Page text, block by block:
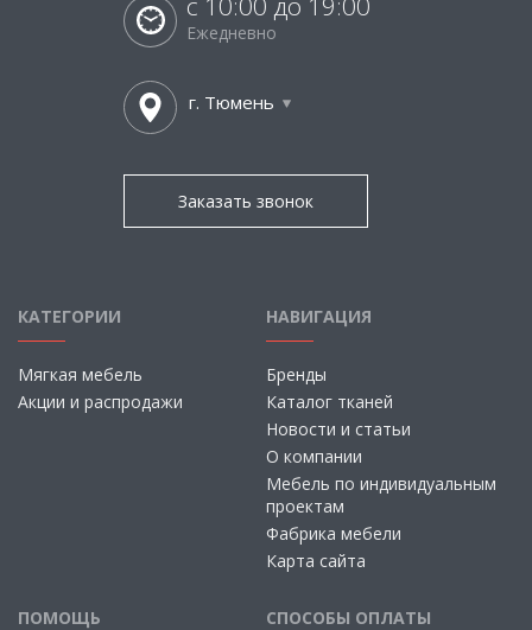
Ежедневно
г. Тюмень
Заказать звонок
КАТЕГОРИИ
Мягкая мебель
Акции и распродажи
НАВИГАЦИЯ
Бренды
Каталог тканей
Новости и статьи
О компании
Мебель по индивидуальным
проектам
Фабрика мебели
Карта сайта
ПОМОЩЬ СПОСОБЫ ОПЛАТЫ